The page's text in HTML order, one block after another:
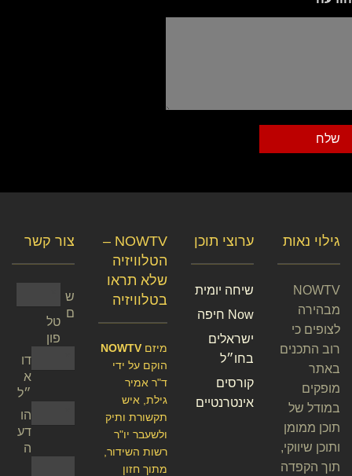
שלח
צור קשר
טל
פון
״ל
דע
NOWTV –
הטלוויזיה
שלא תראו
בטלוויזיה
מיזםNOWTV
הוקם על ידי
ד"ר אמיר
גילת, איש
תקשורת ותיק
ולשעבר יו"ר
רשות השידור,
מתוך חזון
ערוצי תוכן
שיחה יומית
Now חיפה
ישראלים
בחו״ל
קורסים
אינטרנטיים
גילוי נאות
NOWTV
מבהירה
לצופים כי
רוב התכנים
באתר
מופקים
במודל של
תוכן ממומן
ותוכן שיווקי,
תוך הקפדה